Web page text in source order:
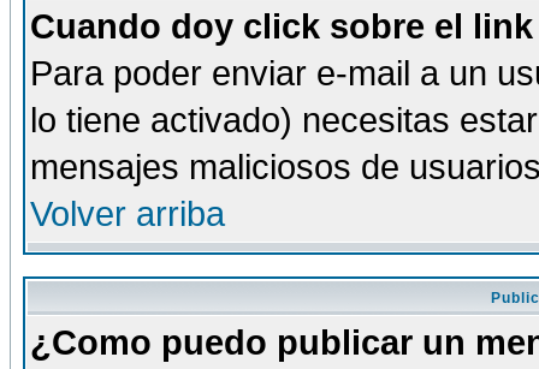
Cuando doy click sobre el
Para poder enviar e-mail a un
lo tiene activado) necesitas
mensajes maliciosos de
Volver arriba
¿Como puedo publicar un